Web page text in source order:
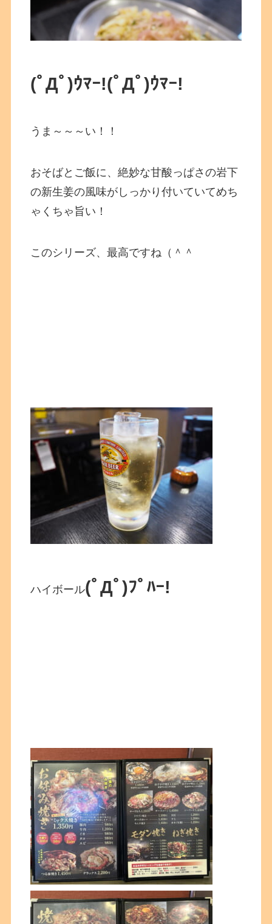
(ﾟДﾟ)ｳﾏｰ!(ﾟДﾟ)ｳﾏｰ!
うま～～～い！！
おそばとご飯に、絶妙な甘酸っぱさの岩下
の新生姜の風味がしっかり付いていてめち
ゃくちゃ旨い！
このシリーズ、最高ですね（＾＾
ハイボール(ﾟДﾟ)ﾌﾟﾊｰ!